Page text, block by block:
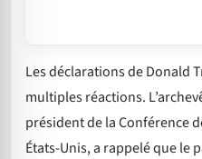
Les déclarations de Donald
multiples réactions.
président de la Conférence
États-Unis, a rappelé que le